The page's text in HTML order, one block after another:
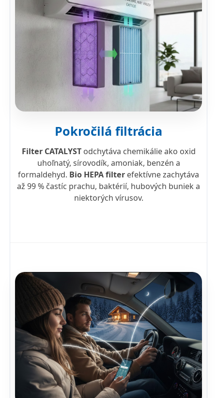
Pokročilá filtrácia
Filter CATALYSTodchytáva chemikálie ako oxid
uhoľnatý, sírovodík, amoniak, benzén a
formaldehyd. Bio HEPA filter efektívne zachytáva
až 99 % častíc prachu, baktérií, hubových buniek a
niektorých vírusov.